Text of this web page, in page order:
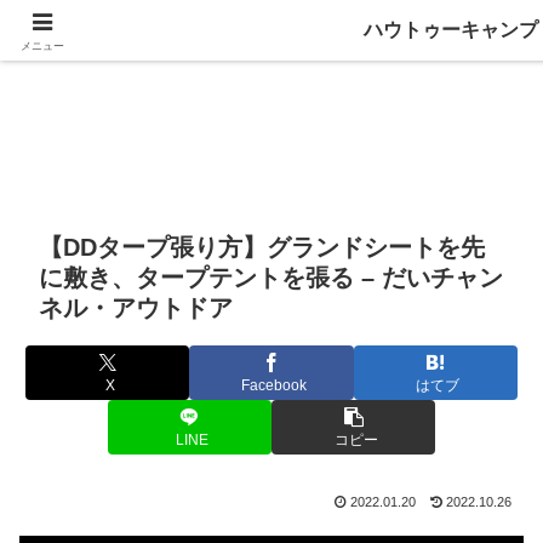
【DDタープ張り方】グランドシートを先
に敷き、タープテントを張る – だいチャン
ネル・アウトドア
X Facebook はてブ
LINE コピー
2022.01.20 2022.10.26
メニュー
ハウトゥーキャンプ